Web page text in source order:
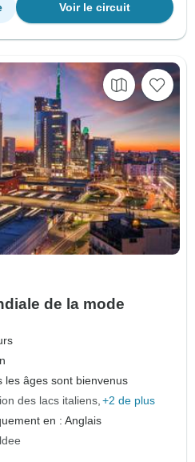
Voir le circuit
de la mode
les âges sont bienvenus
des lacs italiens +2 de plus
en : Anglais